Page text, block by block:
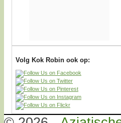
Volg Kok Robin ook op: